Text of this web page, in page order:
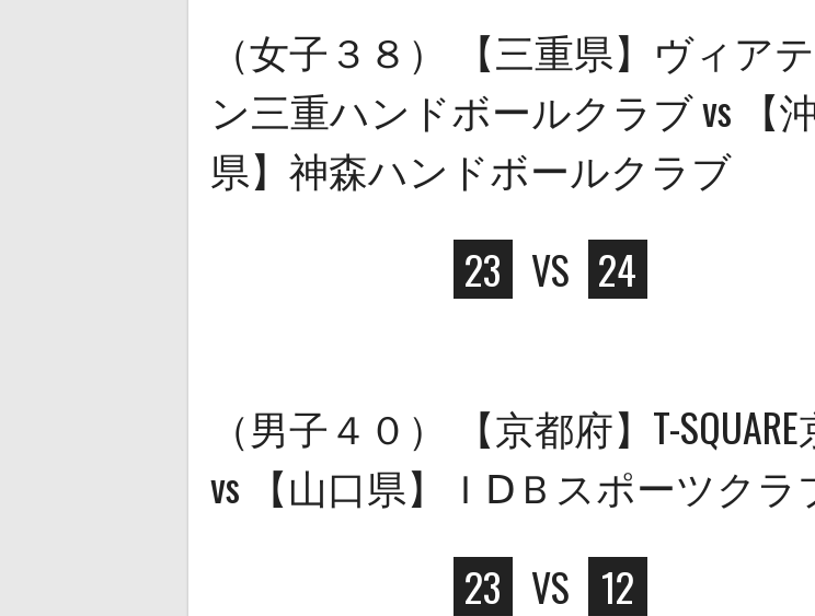
（女子３８） 【三重県】ヴィア
ン三重ハンドボールクラブ vs 【
県】神森ハンドボールクラブ
23 VS 24
（男子４０） 【京都府】T-
vs 【山口県】ＩⅮＢスポーツクラ
23 VS 12